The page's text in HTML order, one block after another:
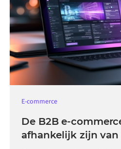
E-commerce
De B2B e-
afhankelijk zijn